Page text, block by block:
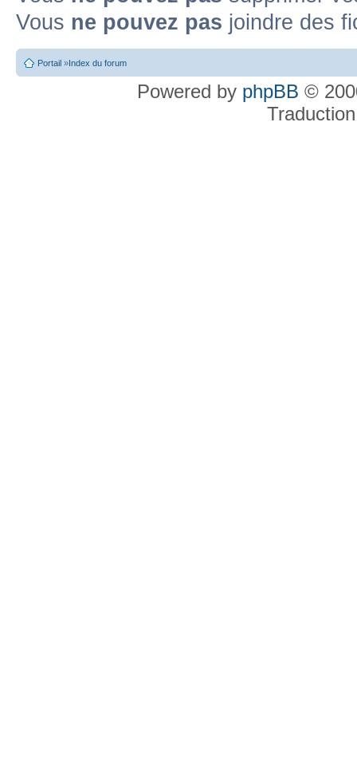
Vous ne pouvez pas joindre des
Portail »Index du forum
Powered by phpBB ©